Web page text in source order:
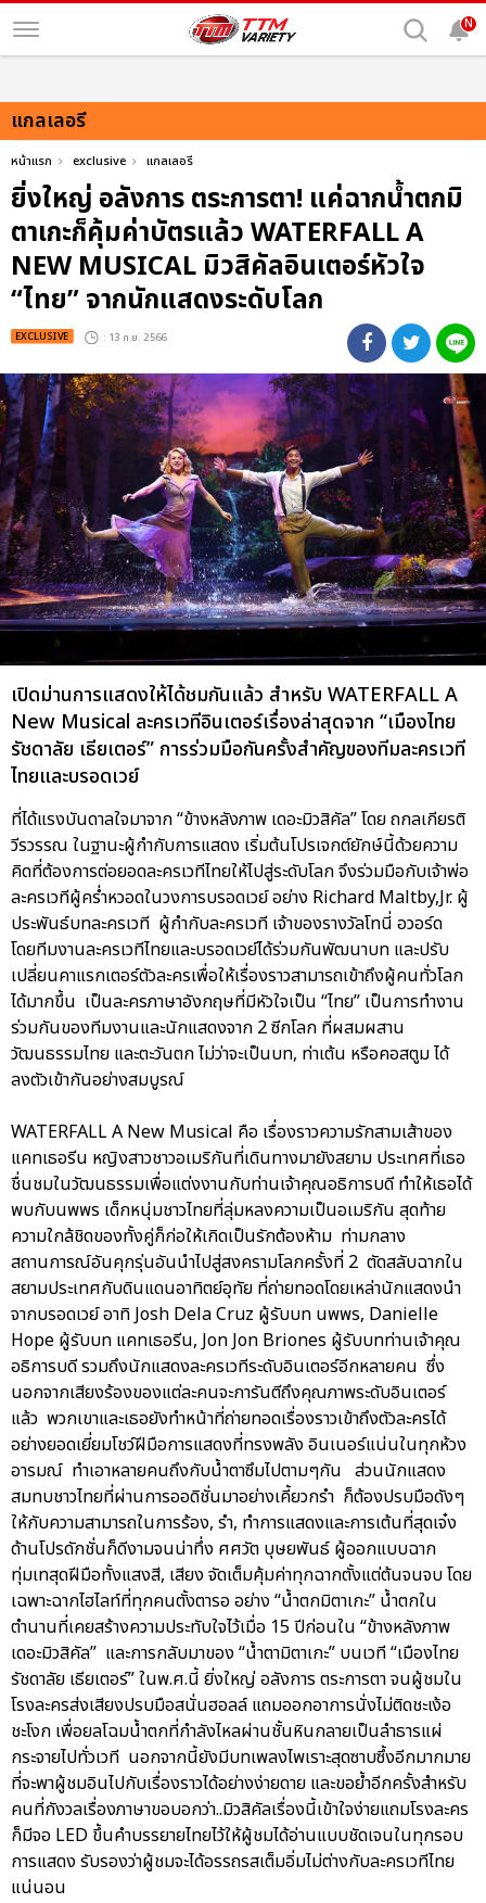
N
แกลเลอรี
หน้าแรก exclusive แกลเลอรี
ยิ่งใหญ่ อลังการ ตระการตา! แค่ฉากน้ำตกมิ
ตาเกะก็คุ้มค่าบัตรแล้ว WATERFALL A
NEW MUSICAL มิวสิคัลอินเตอร์หัวใจ
“ไทย” จากนักแสดงระดับโลก
EXCLUSIVE : 13 ก.ย. 2566
เปิดม่านการแสดงให้ได้ชมกันแล้ว สำหรับ WATERFALL A
New Musical ละครเวทีอินเตอร์เรื่องล่าสุดจาก “เมืองไทย
รัชดาลัย เธียเตอร์” การร่วมมือกันครั้งสำคัญของทีมละครเวที
ไทยและบรอดเวย์
ที่ได้แรงบันดาลใจมาจาก “ข้างหลังภาพ เดอะมิวสิคัล” โดย ถกลเกียรติ
วีรวรรณ ในฐานะผู้กำกับการแสดง เริ่มต้นโปรเจกต์ยักษ์นี้ด้วยความ
คิดที่ต้องการต่อยอดละครเวทีไทยให้ไปสู่ระดับโลก จึงร่วมมือกับเจ้าพ่อ
ละครเวทีผู้คร่ำหวอดในวงการบรอดเวย์ อย่าง Richard Maltby,Jr. ผู้
ประพันธ์บทละครเวที ผู้กำกับละครเวที เจ้าของรางวัลโทนี่ อวอร์ด
โดยทีมงานละครเวทีไทยและบรอดเวย์ได้ร่วมกันพัฒนาบท และปรับ
เปลี่ยนคาแรกเตอร์ตัวละครเพื่อให้เรื่องราวสามารถเข้าถึงผู้คนทั่วโลก
ได้มากขึ้น เป็นละครภาษาอังกฤษที่มีหัวใจเป็น “ไทย” เป็นการทำงาน
ร่วมกันของทีมงานและนักแสดงจาก 2 ซีกโลก ที่ผสมผสาน
วัฒนธรรมไทย และตะวันตก ไม่ว่าจะเป็นบท, ท่าเต้น หรือคอสตูม ได้
ลงตัวเข้ากันอย่างสมบูรณ์
WATERFALL A New Musical คือ เรื่องราวความรักสามเส้าของ
แคทเธอรีน หญิงสาวชาวอเมริกันที่เดินทางมายังสยาม ประเทศที่เธอ
ชื่นชมในวัฒนธรรมเพื่อแต่งงานกับท่านเจ้าคุณอธิการบดี ทำให้เธอได้
พบกับนพพร เด็กหนุ่มชาวไทยที่ลุ่มหลงความเป็นอเมริกัน สุดท้าย
ความใกล้ชิดของทั้งคู่ก็ก่อให้เกิดเป็นรักต้องห้าม ท่ามกลาง
สถานการณ์อันคุกรุ่นอันนำไปสู่สงครามโลกครั้งที่ 2 ตัดสลับฉากใน
สยามประเทศกับดินแดนอาทิตย์อุทัย ที่ถ่ายทอดโดยเหล่านักแสดงนำ
จากบรอดเวย์ อาทิ Josh Dela Cruz ผู้รับบท นพพร, Danielle
Hope ผู้รับบท แคทเธอรีน, Jon Jon Briones ผู้รับบทท่านเจ้าคุณ
อธิการบดี รวมถึงนักแสดงละครเวทีระดับอินเตอร์อีกหลายคน ซึ่ง
นอกจากเสียงร้องของแต่ละคนจะการันตีถึงคุณภาพระดับอินเตอร์
แล้ว พวกเขาและเธอยังทำหน้าที่ถ่ายทอดเรื่องราวเข้าถึงตัวละครได้
อย่างยอดเยี่ยมโชว์ฝีมือการแสดงที่ทรงพลัง อินเนอร์แน่นในทุกห้วง
อารมณ์ ทำเอาหลายคนถึงกับน้ำตาซึมไปตามๆกัน ส่วนนักแสดง
สมทบชาวไทยที่ผ่านการออดิชั่นมาอย่างเคี้ยวกรำ ก็ต้องปรบมือดังๆ
ให้กับความสามารถในการร้อง, รำ, ทำการแสดงและการเต้นที่สุดเจ๋ง
ด้านโปรดักชั่นก็ดีงามจนน่าทึ่ง ศศวัต บุษยพันธ์ ผู้ออกแบบฉาก
ทุ่มเทสุดฝีมือทั้งแสงสี, เสียง จัดเต็มคุ้มค่าทุกฉากตั้งแต่ต้นจนจบ โดย
เฉพาะฉากไฮไลท์ที่ทุกคนตั้งตารอ อย่าง “น้ำตกมิตาเกะ” น้ำตกใน
ตำนานที่เคยสร้างความประทับใจไว้เมื่อ 15 ปีก่อนใน “ข้างหลังภาพ
เดอะมิวสิคัล” และการกลับมาของ “น้ำตามิตาเกะ” บนเวที “เมืองไทย
รัชดาลัย เธียเตอร์” ในพ.ศ.นี้ ยิ่งใหญ่ อลังการ ตระการตา จนผู้ชมใน
โรงละครส่งเสียงปรบมือสนั่นฮอลล์ แถมออกอาการนั่งไม่ติดชะเง้อ
ชะโงก เพื่อยลโฉมน้ำตกที่กำลังไหลผ่านชั้นหินกลายเป็นลำธารแผ่
กระจายไปทั่วเวที นอกจากนี้ยังมีบทเพลงไพเราะสุดซาบซึ้งอีกมากมาย
ที่จะพาผู้ชมอินไปกับเรื่องราวได้อย่างง่ายดาย และขอย้ำอีกครั้งสำหรับ
คนที่กังวลเรื่องภาษาขอบอกว่า..มิวสิคัลเรื่องนี้เข้าใจง่ายแถมโรงละคร
ก็มีจอ LED ขึ้นคำบรรยายไทยไว้ให้ผู้ชมได้อ่านแบบชัดเจนในทุกรอบ
การแสดง รับรองว่าผู้ชมจะได้อรรถรสเต็มอิ่มไม่ต่างกับละครเวทีไทย
แน่นอน